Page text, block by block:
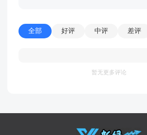
全部 好评 中评 差评
暂无更多评论